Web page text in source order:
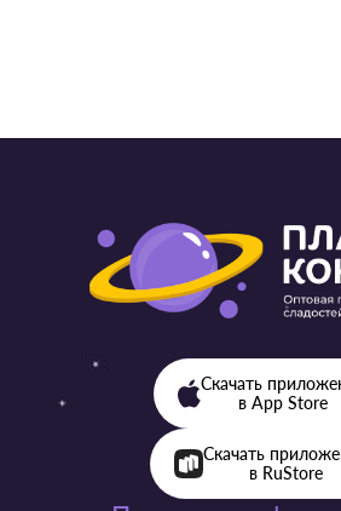
Скачать
в App Store
Скачать
в RuStore